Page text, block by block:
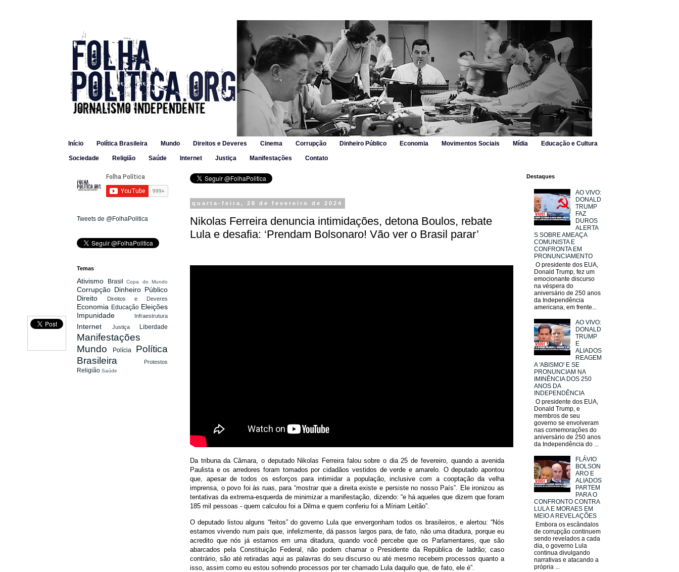
Início Política Brasileira Mundo Direitos e Deveres Cinema Corrupção Dinheiro Público Economia Movimentos Sociais Mídia Educação e Cultura
Sociedade Religião Saúde Internet Justiça Manifestações Contato
quarta-feira, 28 de fevereiro de 2024
Nikolas Ferreira denuncia intimidações, detona Boulos, rebate
Lula e desafia: ‘Prendam Bolsonaro! Vão ver o Brasil parar’
Da tribuna da Câmara, o deputado Nikolas Ferreira falou sobre o dia 25 de fevereiro, quando a avenida
Paulista e os arredores foram tomados por cidadãos vestidos de verde e amarelo. O deputado apontou
que, apesar de todos os esforços para intimidar a população, inclusive com a cooptação da velha
imprensa, o povo foi às ruas, para “mostrar que a direita existe e persiste no nosso País”. Ele ironizou as
tentativas da extrema-esquerda de minimizar a manifestação, dizendo: “e há aqueles que dizem que foram
185 mil pessoas - quem calculou foi a Dilma e quem conferiu foi a Míriam Leitão”.
O deputado listou alguns “feitos” do governo Lula que envergonham todos os brasileiros, e alertou: “Nós
estamos vivendo num país que, infelizmente, dá passos largos para, de fato, não uma ditadura, porque eu
acredito que nós já estamos em uma ditadura, quando você percebe que os Parlamentares, que são
abarcados pela Constituição Federal, não podem chamar o Presidente da República de ladrão; caso
contrário, são até retiradas aqui as palavras do seu discurso ou até mesmo recebem processos quanto a
isso, assim como eu estou sofrendo processos por ter chamado Lula daquilo que, de fato, ele é”.
Tweets de @FolhaPolitica
Temas
Ativismo Brasil Copa do Mundo
Corrupção Dinheiro Público
Direito
Direitos e Deveres
Economia Educação Eleições
Impunidade
Infraestrutura
Internet Justiça Liberdade
Manifestações
Mundo
Polícia Política
Brasileira
Protestos
Religião Saúde
Destaques
AO VIVO:
DONALD
TRUMP
FAZ
DUROS
ALERTA
S SOBRE AMEAÇA
COMUNISTA E
CONFRONTA EM
PRONUNCIAMENTO
O presidente dos EUA,
Donald Trump, fez um
emocionante discurso
na véspera do
aniversário de 250 anos
da Independência
americana, em frente...
AO VIVO:
DONALD
TRUMP
E
ALIADOS
REAGEM
A 'ABISMO' E SE
PRONUNCIAM NA
IMINÊNCIA DOS 250
ANOS DA
INDEPENDÊNCIA
O presidente dos EUA,
Donald Trump, e
membros de seu
governo se envolveram
nas comemorações do
aniversário de 250 anos
da Independência do ...
FLÁVIO
BOLSON
ARO E
ALIADOS
PARTEM
PARA O
CONFRONTO CONTRA
LULA E MORAES EM
MEIO A REVELAÇÕES
Embora os escândalos
de corrupção continuem
sendo revelados a cada
dia, o governo Lula
continua divulgando
narrativas e atacando a
própria ...